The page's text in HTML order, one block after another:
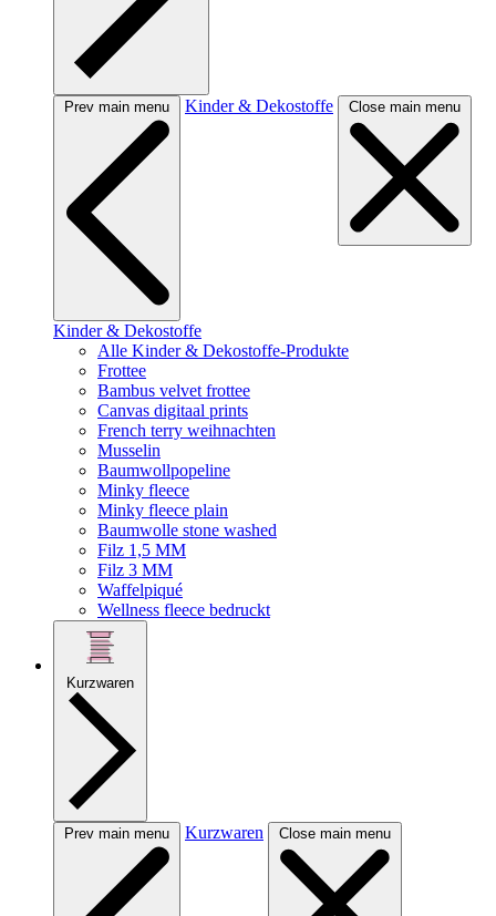
Prev main menu Kinder & Dekostoffe Close main menu
Kinder & Dekostoffe
Alle Kinder & Dekostoffe-Produkte
Frottee
Bambus velvet frottee
Canvas digitaal prints
French terry weihnachten
Musselin
Baumwollpopeline
Minky fleece
Minky fleece plain
Baumwolle stone washed
Filz 1,5 MM
Filz 3 MM
Waffelpiqué
Wellness fleece bedruckt
Kurzwaren
Prev main menu Kurzwaren Close main menu